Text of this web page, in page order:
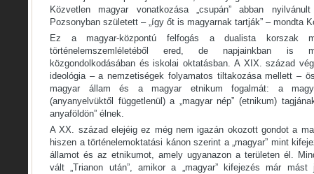
Közvetlen magyar vonatkozása „csupán” abban
Pozsonyban született – „így őt is magyarnak tartják” – mondta
Ez a magyar-központú felfogás a dualista korszak
történelemszemléletéből ered, de napjainkban is
közgondolkodásában és iskolai oktatásban. A XIX. század
ideológia – a nemzetiségek folyamatos tiltakozása mellett –
magyar állam és a magyar etnikum fogalmát: a
(anyanyelvüktől függetlenül) a „magyar nép” (etnikum)
anyaföldön” élnek.
A XX. század elejéig ez még nem igazán okozott gondot a
hiszen a történelemoktatási kánon szerint a „magyar” mint
államot és az etnikumot, amely ugyanazon a területen él.
vált „Trianon után”, amikor a „magyar” kifejezés már